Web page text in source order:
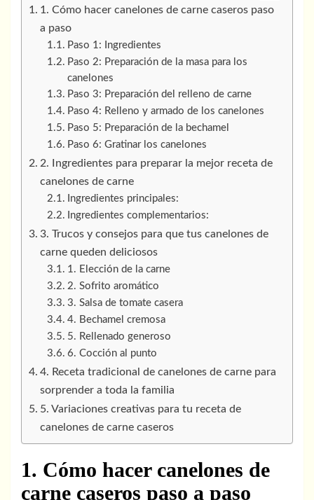
1. Cómo hacer canelones de carne caseros paso
a paso
Paso 1: Ingredientes
Paso 2: Preparación de la masa para los
canelones
Paso 3: Preparación del relleno de carne
Paso 4: Relleno y armado de los canelones
Paso 5: Preparación de la bechamel
Paso 6: Gratinar los canelones
2. Ingredientes para preparar la mejor receta de
canelones de carne
Ingredientes principales:
Ingredientes complementarios:
3. Trucos y consejos para que tus canelones de
carne queden deliciosos
1. Elección de la carne
2. Sofrito aromático
3. Salsa de tomate casera
4. Bechamel cremosa
5. Rellenado generoso
6. Cocción al punto
4. Receta tradicional de canelones de carne para
sorprender a toda la familia
5. Variaciones creativas para tu receta de
canelones de carne caseros
1. Cómo hacer canelones de
carne caseros paso a paso